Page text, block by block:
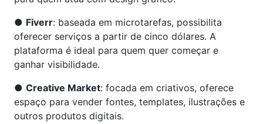
● Fiverr: baseada em microtarefas, possibilita
oferecer serviços a partir de cinco dólares. A
plataforma é ideal para quem quer começar e
ganhar visibilidade.
● Creative Market: focada em criativos, oferece
espaço para vender fontes, templates, ilustrações e
outros produtos digitais.